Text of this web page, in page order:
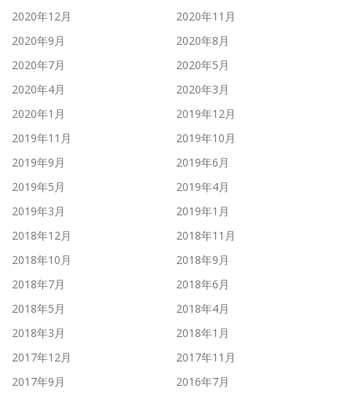
2020年12月
2020年11月
2020年9月
2020年8月
2020年7月
2020年5月
2020年4月
2020年3月
2020年1月
2019年12月
2019年11月
2019年10月
2019年9月
2019年6月
2019年5月
2019年4月
2019年3月
2019年1月
2018年12月
2018年11月
2018年10月
2018年9月
2018年7月
2018年6月
2018年5月
2018年4月
2018年3月
2018年1月
2017年12月
2017年11月
2017年9月
2016年7月